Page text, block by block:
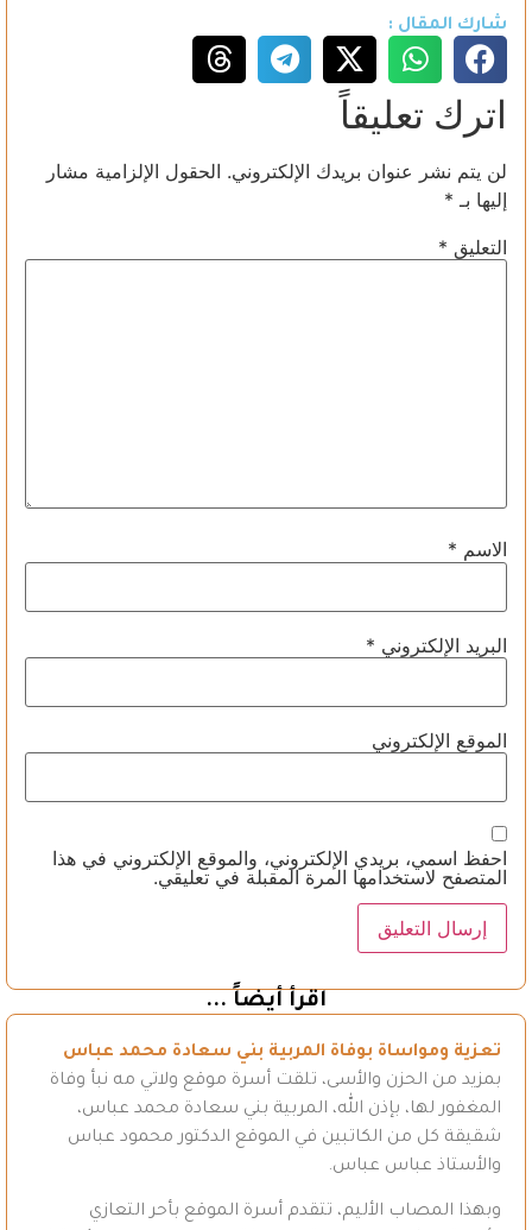
شارك المقال :
اترك تعليقاً
لن يتم نشر عنوان بريدك الإلكتروني. الحقول الإلزامية مشار
إليها بـ *
التعليق *
الاسم *
البريد الإلكتروني *
الموقع الإلكتروني
احفظ اسمي، بريدي الإلكتروني، والموقع الإلكتروني في هذا
المتصفح لاستخدامها المرة المقبلة في تعليقي.
اقرأ أيضاً ...
تعزية ومواساة بوفاة المربية بني سعادة محمد عباس
بمزيد من الحزن والأسى، تلقت أسرة موقع ولاتي مه نبأ وفاة
المغفور لها، بإذن الله، المربية بني سعادة محمد عباس،
شقيقة كل من الكاتبين في الموقع الدكتور محمود عباس
والأستاذ عباس عباس.
وبهذا المصاب الأليم، تتقدم أسرة الموقع بأحر التعازي